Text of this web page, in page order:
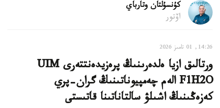
كۇنسۇلتان وتارباي
اۆتور
14:26, 01 تامىز 2026
ورتالىق ازيا ەلدەرىنىڭ پرەزيدەنتتەرى UIM
F1H2O الەم چەمپيوناتىنىڭ گران-پري
كەزەڭىنىڭ اشىلۋ سالتاناتىنا قاتىستى